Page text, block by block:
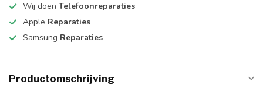
Wij doen Telefoonreparaties
Apple Reparaties
Samsung Reparaties
Productomschrijving